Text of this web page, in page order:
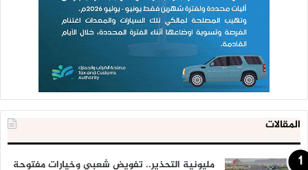
ولعل اللافتة المعلقة على مدخل قاعة الاجتماعات الرئيسية
لجامعة الدول العربية، حيث يلتقي الرؤساء ووزراء الخارجية، تختصر
واقع الجامعة العربية كله، حيث يقرأ الداخل إليها جملة على
اللافتة تفيد بأنه “تم تجديد هذه القاعة بتمويل من دولة الإمارات
العربية”.
المقالات
مليونية التحذير.. تفويض شعبي وخيارات مفتوحة